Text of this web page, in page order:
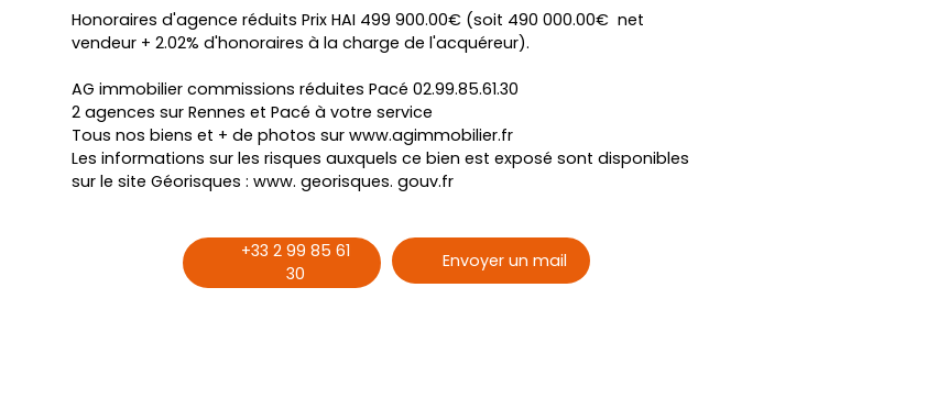
Honoraires d'agence réduits Prix HAI 499 900.00€ (soit 490 000.00€ net
vendeur + 2.02% d'honoraires à la charge de l'acquéreur).
AG immobilier commissions réduites Pacé 02.99.85.61.30
2 agences sur Rennes et Pacé à votre service
Tous nos biens et + de photos sur www.agimmobilier.fr
Les informations sur les risques auxquels ce bien est exposé sont disponibles
sur le site Géorisques : www. georisques. gouv.fr
+33 2 99 85 61
30
Envoyer un mail